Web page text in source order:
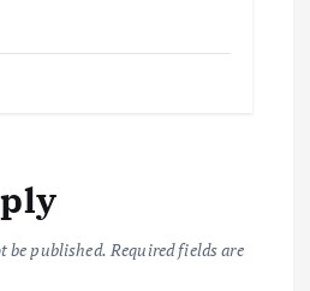
be published. Required fields are